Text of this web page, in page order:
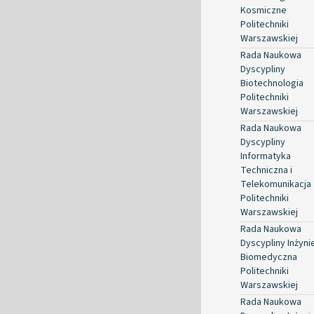
Kosmiczne
Politechniki
Warszawskiej
Rada Naukowa
Dyscypliny
Biotechnologia
Politechniki
Warszawskiej
Rada Naukowa
Dyscypliny
Informatyka
Techniczna i
Telekomunikacja
Politechniki
Warszawskiej
Rada Naukowa
Dyscypliny
Biomedyczna
Politechniki
Warszawskiej
Rada Naukowa